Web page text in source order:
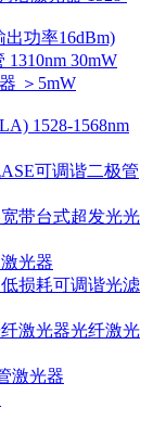
出功率16dBm)
30mW
＞5mW
1528-1568nm
可调谐二极管
带台式超发光光
光器
损耗可调谐光滤
激光器光纤激光
激光器